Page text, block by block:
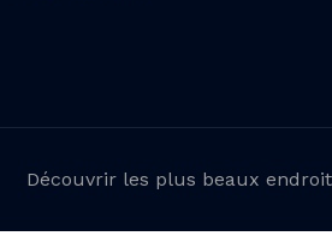
Découvrir les plus beaux